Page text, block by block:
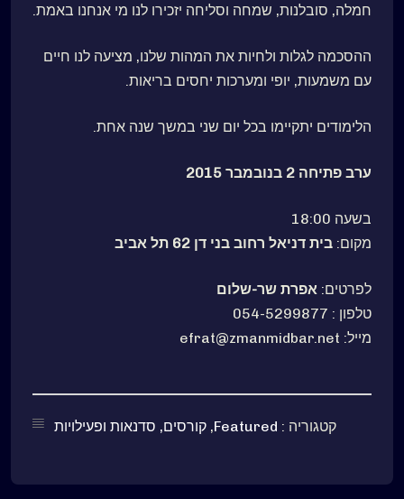
חמלה, סובלנות, שמחה וסליחה יזכירו לנו מי אנחנו באמת.
ההסכמה לגלות ולחיות את המהות שלנו, מציעה לנו חיים
עם משמעות, יופי ומערכות יחסים בריאות.
הלימודים יתקיימו בכל יום שני במשך שנה אחת.
ערב פתיחה 2 בנובמבר 2015
בשעה 18:00
מקום: בית דניאל רחוב בני דן 62 תל אביב
לפרטים: אפרת שר-שלום
טלפון : 054-5299877
מייל: efrat@zmanmidbar.net
קטגוריה : Featured
, קורסים, סדנאות ופעילויות